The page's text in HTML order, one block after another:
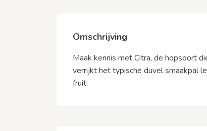
Omschrijving
Maak kennis met Citra, de hopsoort
verrijkt het typische duvel smaakpal
fruit.